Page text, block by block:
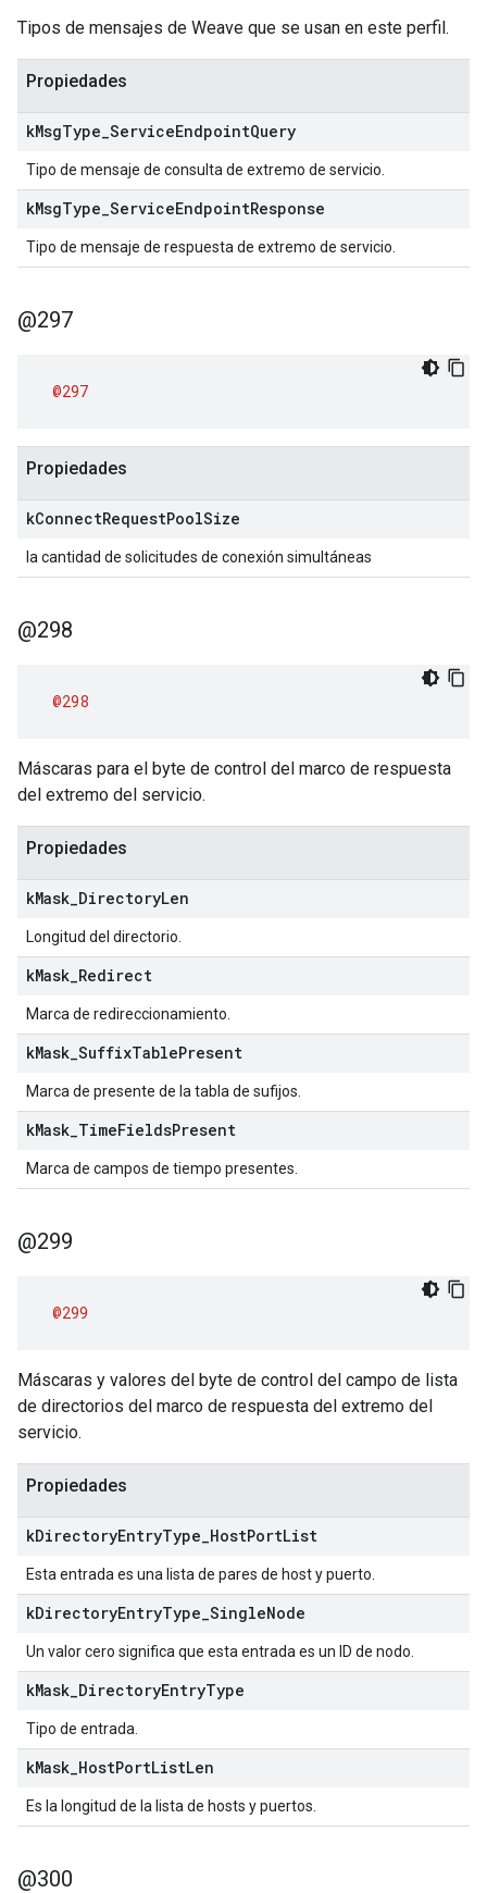
Tipos de mensajes de Weave que se usan en este perfil.
Propiedades
kMsgType ServiceEndpointQuery
Tipo de mensaje de consulta de extremo de servicio.
kMsgType ServiceEndpointResponse
Tipo de mensaje de respuesta de extremo de servicio.
@297
@297
Propiedades
kConnectRequestPoolSize
la cantidad de solicitudes de conexión simultáneas
@298
@298
Máscaras para el byte de control del marco de respuesta
del extremo del servicio.
Propiedades
kMask DirectoryLen
Longitud del directorio.
kMask Redirect
Marca de redireccionamiento.
kMask SuffixTablePresent
Marca de presente de la tabla de sufijos.
kMask TimeFieldsPresent
Marca de campos de tiempo presentes.
@299
@299
Máscaras y valores del byte de control del campo de lista
de directorios del marco de respuesta del extremo del
servicio.
Propiedades
kDirectoryEntryType HostPortList
Esta entrada es una lista de pares de host y puerto.
kDirectoryEntryType SingleNode
Un valor cero significa que esta entrada es un ID de nodo.
kMask DirectoryEntryType
Tipo de entrada.
kMask HostPortListLen
Es la longitud de la lista de hosts y puertos.
@300